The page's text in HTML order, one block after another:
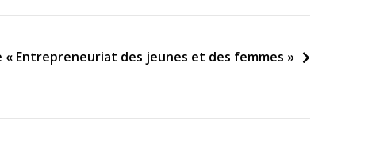
« Entrepreneuriat des jeunes et des femmes »